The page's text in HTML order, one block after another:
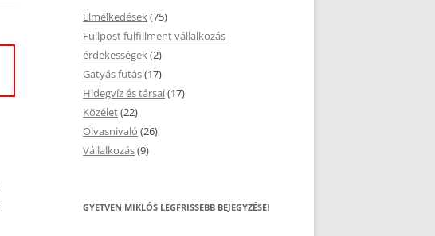
Elmélkedések(75)
Fullpost fulfillment vállalkozás
érdekességek(2)
Gatyás futás(17)
Hidegvíz és társai(17)
Közélet(22)
Olvasnivaló (26)
Vállalkozás(9)
GYETVEN MIKLÓS LEGFRISSEBB BEJEGYZÉSEI